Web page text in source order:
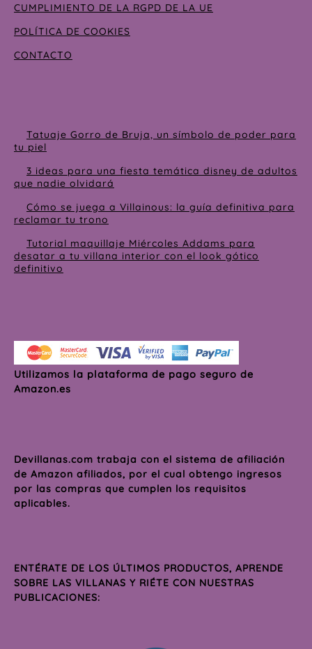
CUMPLIMIENTO DE LA RGPD DE LA UE
POLÍTICA DE COOKIES
CONTACTO
Tatuaje Gorro de Bruja, un símbolo de poder para
tu piel
3 ideas para una fiesta temática disney de adultos
que nadie olvidará
Cómo se juega a Villainous: la guía definitiva para
reclamar tu trono
Tutorial maquillaje Miércoles Addams para
desatar a tu villana interior con el look gótico
definitivo
Utilizamos la plataforma de pago seguro de
Amazon.es
Devillanas.com trabaja con el sistema de afiliación
de Amazon afiliados, por el cual obtengo ingresos
por las compras que cumplen los requisitos
aplicables.
ENTÉRATE DE LOS ÚLTIMOS PRODUCTOS, APRENDE
SOBRE LAS VILLANAS Y RIÉTE CON NUESTRAS
PUBLICACIONES: